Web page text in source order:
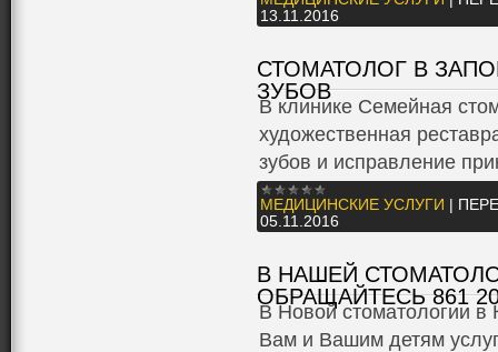
13.11.2016
СТОМАТОЛОГ В
ЗУБОВ
В клинике Семейная
художественная
зубов и исправление
МЕДИЦИНСКИЕ УСЛУГИ
05.11.2016
В НАШЕЙ
ОБРАЩАЙТЕСЬ 861
В Новой стоматологии в
Вам и Вашим детям